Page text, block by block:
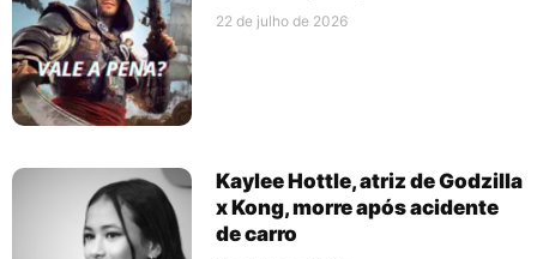
22 de julho de 2026
Kaylee Hottle, atriz de Godzilla
x Kong, morre após acidente
de carro